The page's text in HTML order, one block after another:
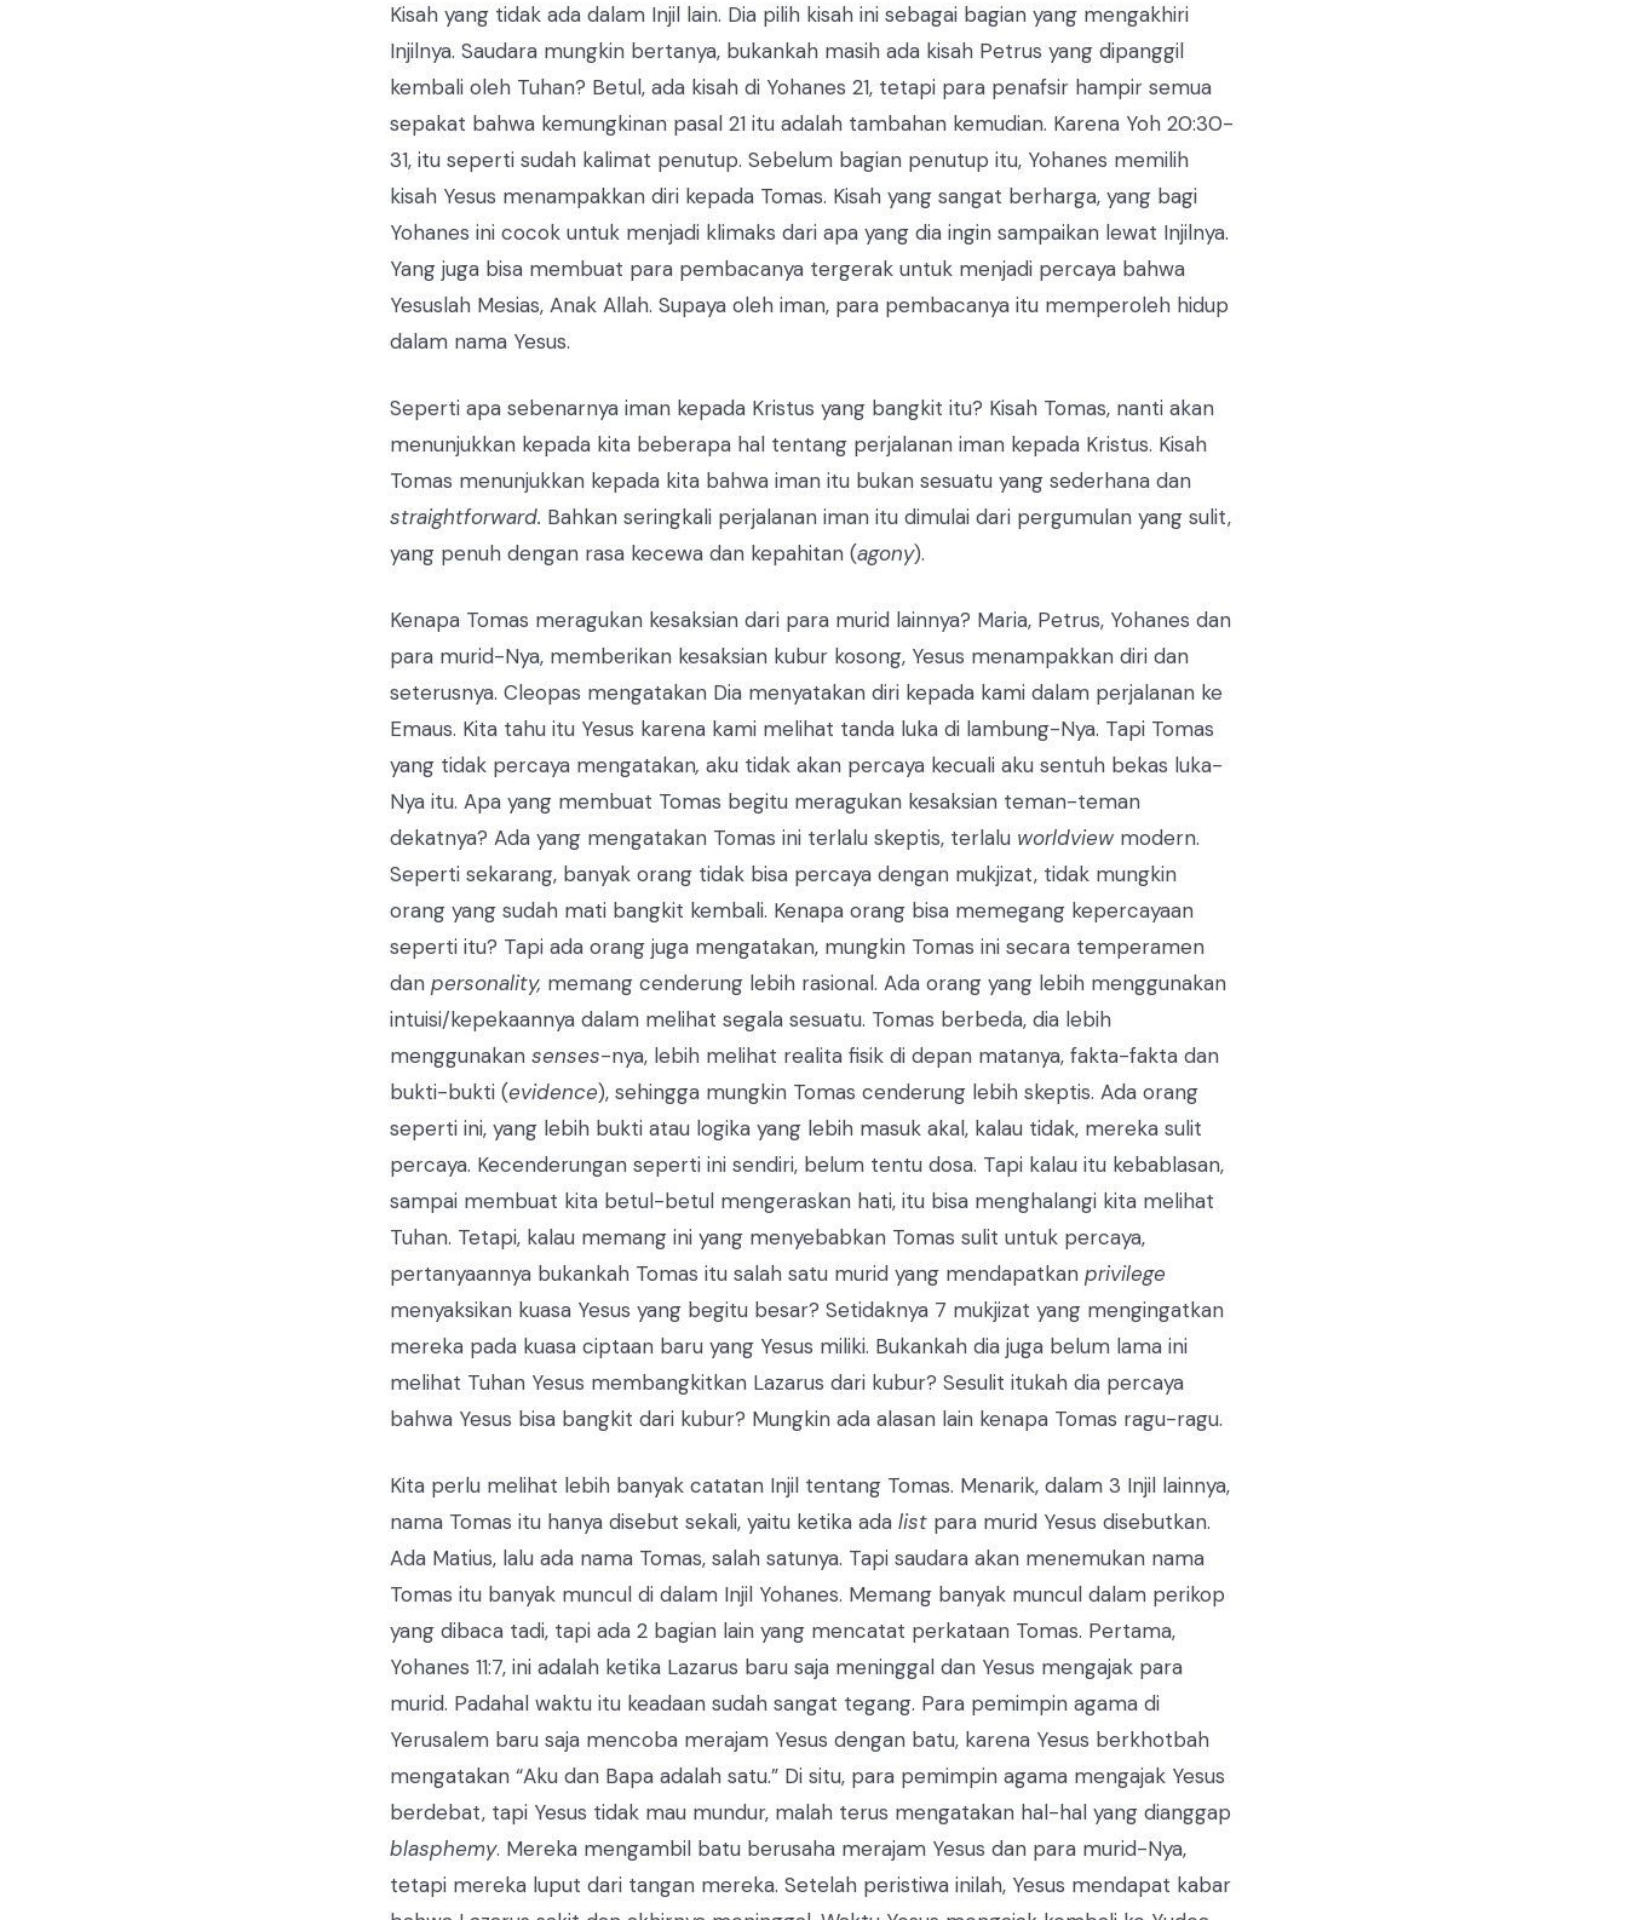
Kisah yang tidak ada dalam Injil lain. Dia pilih kisah ini sebagai bagian yang mengakhiri
Injilnya. Saudara mungkin bertanya, bukankah masih ada kisah Petrus yang dipanggil
kembali oleh Tuhan? Betul, ada kisah di Yohanes 21, tetapi para penafsir hampir semua
sepakat bahwa kemungkinan pasal 21 itu adalah tambahan kemudian. Karena Yoh 20:30-
31, itu seperti sudah kalimat penutup. Sebelum bagian penutup itu, Yohanes memilih
kisah Yesus menampakkan diri kepada Tomas. Kisah yang sangat berharga, yang bagi
Yohanes ini cocok untuk menjadi klimaks dari apa yang dia ingin sampaikan lewat Injilnya.
Yang juga bisa membuat para pembacanya tergerak untuk menjadi percaya bahwa
Yesuslah Mesias, Anak Allah. Supaya oleh iman, para pembacanya itu memperoleh hidup
dalam nama Yesus.
Seperti apa sebenarnya iman kepada Kristus yang bangkit itu? Kisah Tomas, nanti akan
menunjukkan kepada kita beberapa hal tentang perjalanan iman kepada Kristus. Kisah
Tomas menunjukkan kepada kita bahwa iman itu bukan sesuatu yang sederhana dan
straightforward. Bahkan seringkali perjalanan iman itu dimulai dari pergumulan yang sulit,
yang penuh dengan rasa kecewa dan kepahitan (agony).
Kenapa Tomas meragukan kesaksian dari para murid lainnya? Maria, Petrus, Yohanes dan
para murid-Nya, memberikan kesaksian kubur kosong, Yesus menampakkan diri dan
seterusnya. Cleopas mengatakan Dia menyatakan diri kepada kami dalam perjalanan ke
Emaus. Kita tahu itu Yesus karena kami melihat tanda luka di lambung-Nya. Tapi Tomas
yang tidak percaya mengatakan, aku tidak akan percaya kecuali aku sentuh bekas luka-
Nya itu. Apa yang membuat Tomas begitu meragukan kesaksian teman-teman
dekatnya? Ada yang mengatakan Tomas ini terlalu skeptis, terlalu worldviewmodern.
Seperti sekarang, banyak orang tidak bisa percaya dengan mukjizat, tidak mungkin
orang yang sudah mati bangkit kembali. Kenapa orang bisa memegang kepercayaan
seperti itu? Tapi ada orang juga mengatakan, mungkin Tomas ini secara temperamen
dan personality, memang cenderung lebih rasional. Ada orang yang lebih menggunakan
intuisi/kepekaannya dalam melihat segala sesuatu. Tomas berbeda, dia lebih
menggunakan senses-nya, lebih melihat realita fisik di depan matanya, fakta-fakta dan
bukti-bukti (evidence), sehingga mungkin Tomas cenderung lebih skeptis. Ada orang
seperti ini, yang lebih bukti atau logika yang lebih masuk akal, kalau tidak, mereka sulit
percaya. Kecenderungan seperti ini sendiri, belum tentu dosa. Tapi kalau itu kebablasan,
sampai membuat kita betul-betul mengeraskan hati, itu bisa menghalangi kita melihat
Tuhan. Tetapi, kalau memang ini yang menyebabkan Tomas sulit untuk percaya,
pertanyaannya bukankah Tomas itu salah satu murid yang mendapatkan privilege
menyaksikan kuasa Yesus yang begitu besar? Setidaknya 7 mukjizat yang mengingatkan
mereka pada kuasa ciptaan baru yang Yesus miliki. Bukankah dia juga belum lama ini
melihat Tuhan Yesus membangkitkan Lazarus dari kubur? Sesulit itukah dia percaya
bahwa Yesus bisa bangkit dari kubur? Mungkin ada alasan lain kenapa Tomas ragu-ragu.
Kita perlu melihat lebih banyak catatan Injil tentang Tomas. Menarik, dalam 3 Injil lainnya,
nama Tomas itu hanya disebut sekali, yaitu ketika ada listpara murid Yesus disebutkan.
Ada Matius, lalu ada nama Tomas, salah satunya. Tapi saudara akan menemukan nama
Tomas itu banyak muncul di dalam Injil Yohanes. Memang banyak muncul dalam perikop
yang dibaca tadi, tapi ada 2 bagian lain yang mencatat perkataan Tomas. Pertama,
Yohanes 11:7, ini adalah ketika Lazarus baru saja meninggal dan Yesus mengajak para
murid. Padahal waktu itu keadaan sudah sangat tegang. Para pemimpin agama di
Yerusalem baru saja mencoba merajam Yesus dengan batu, karena Yesus berkhotbah
mengatakan “Aku dan Bapa adalah satu.” Di situ, para pemimpin agama mengajak Yesus
berdebat, tapi Yesus tidak mau mundur, malah terus mengatakan hal-hal yang dianggap
blasphemy. Mereka mengambil batu berusaha merajam Yesus dan para murid-Nya,
tetapi mereka luput dari tangan mereka. Setelah peristiwa inilah, Yesus mendapat kabar